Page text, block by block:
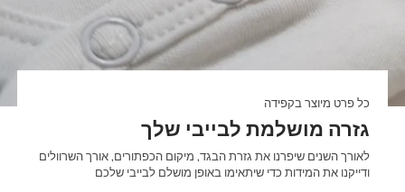
כל פרט מיוצר בקפידה
גזרה מושלמת לבייבי שלך
לאורך השנים שיפרנו את גזרת הבגד, מיקום הכפתורים, אורך השרוולים
ודייקנו את המידות כדי שיתאימו באופן מושלם לבייבי שלכם